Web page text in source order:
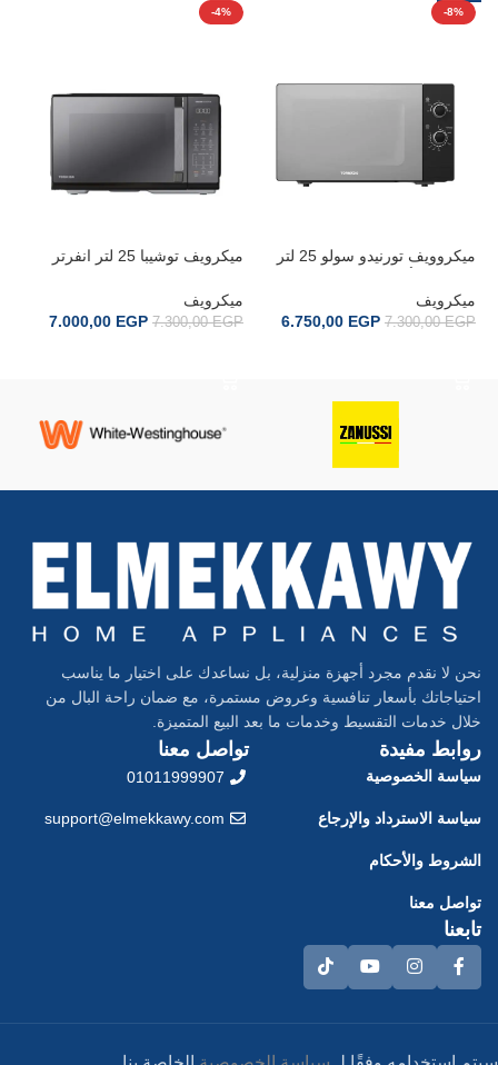
-8%
ميكروويف تورنيدو سولو 25 لتر
BKS
ميكرويف
7.300,00EGP
6.750,00 EGP
-4%
ميكرويف توشيبا 25 لتر انفرتر
ميكرويف
7.300,00EGP
7.000,00 EGP
نحن لا نقدم مجرد أجهزة منزلية، بل نساعدك على اختيار ما يناسب
احتياجاتك بأسعار تنافسية وعروض مستمرة، مع ضمان راحة البال من
خلال خدمات التقسيط وخدمات ما بعد البيع المتميزة.
روابط مفيدة
سياسة الخصوصية
سياسة الاسترداد والإرجاع
الشروط والأحكام
تواصل معنا
تواصل معنا
01011999907
support@elmekkawy.com
تابعنا